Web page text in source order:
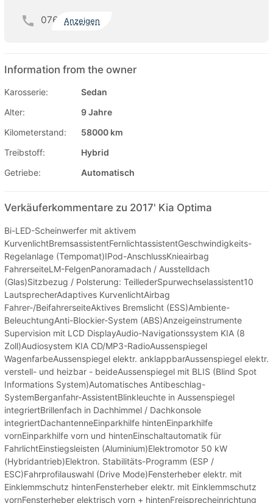
076 Anzeigen
Information from the owner
Karosserie:
Sedan
Alter:
9 Jahre
Kilometerstand:
58000 km
Treibstoff:
Hybrid
Getriebe:
Automatisch
Verkäuferkommentare zu 2017' Kia Optima
Bi-LED-Scheinwerfer mit aktivem
KurvenlichtBremsassistentFernlichtassistentGeschwindigkeits-
Regelanlage (Tempomat)IPod-AnschlussKnieairbag
FahrerseiteLM-FelgenPanoramadach / Ausstelldach
(Glas)Sitzbezug / Polsterung: TeillederSpurwechselassistent10
LautsprecherAdaptives KurvenlichtAirbag
Fahrer-/BeifahrerseiteAktives Bremslicht (ESS)Ambiente-
BeleuchtungAnti-Blockier-System (ABS)Anzeigeinstrumente
Supervision mit LCD DisplayAudio-Navigationssystem KIA (8
Zoll)Audiosystem KIA CD/MP3-RadioAussenspiegel
WagenfarbeAussenspiegel elektr. anklappbarAussenspiegel elektr.
verstell- und heizbar - beideAussenspiegel mit BLIS (Blind Spot
Informations System)Automatisches Antibeschlag-
SystemBerganfahr-AssistentBlinkleuchte in Aussenspiegel
integriertBrillenfach in Dachhimmel / Dachkonsole
integriertDachantenneEinparkhilfe hintenEinparkhilfe
vornEinparkhilfe vorn und hintenEinschaltautomatik für
FahrlichtEinstiegsleisten (Aluminium)Elektromotor 50 kW
(Hybridantrieb)Elektron. Stabilitäts-Programm (ESP /
ESC)Fahrprofilauswahl (Drive Mode)Fensterheber elektr. mit
Einklemmschutz hintenFensterheber elektr. mit Einklemmschutz
vornFensterheber elektrisch vorn + hintenFreisprecheinrichtung